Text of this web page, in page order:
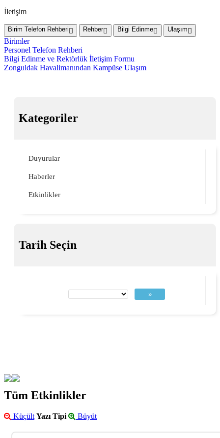
İletişim
Birim Telefon Rehberi Rehber Bilgi Edinme Ulaşım
Birimler
Personel Telefon Rehberi
Bilgi Edinme ve Rektörlük İletişim Formu
Zonguldak Havalimanından Kampüse Ulaşım
Kategoriler
Duyurular
Haberler
Etkinlikler
Tarih Seçin
»
Tüm Etkinlikler
Küçült Yazı Tipi Büyüt